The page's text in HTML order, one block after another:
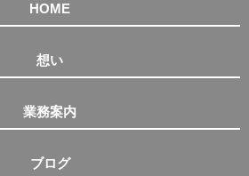
HOME
想い
業務案内
ブログ